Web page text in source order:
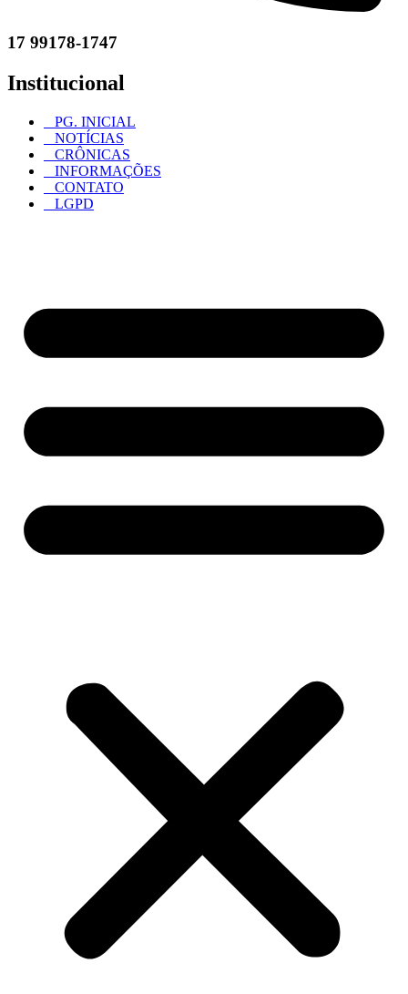
17 99178-1747
Institucional
PG. INICIAL
NOTÍCIAS
CRÔNICAS
INFORMAÇÕES
CONTATO
LGPD